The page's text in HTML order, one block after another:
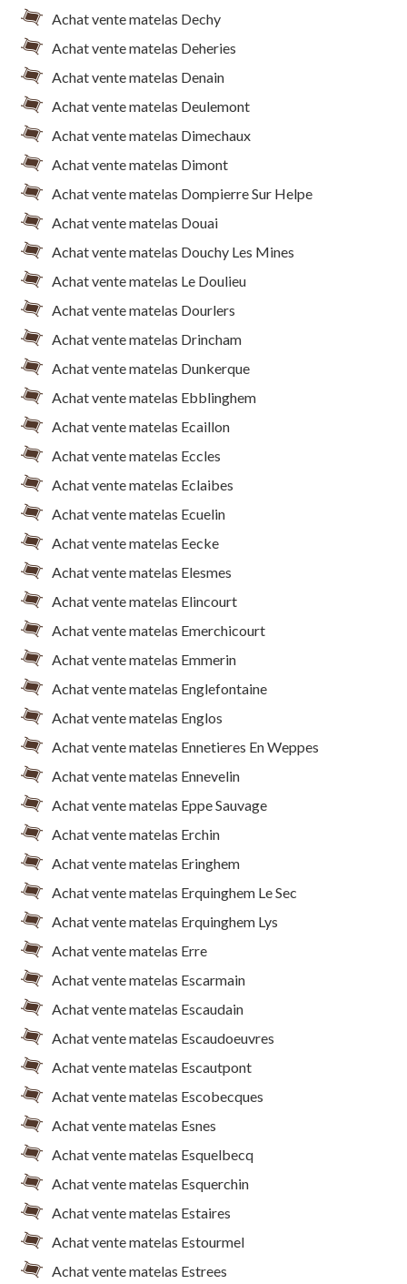
Achat vente matelas Dechy
Achat vente matelas Deheries
Achat vente matelas Denain
Achat vente matelas Deulemont
Achat vente matelas Dimechaux
Achat vente matelas Dimont
Achat vente matelas Dompierre Sur Helpe
Achat vente matelas Douai
Achat vente matelas Douchy Les Mines
Achat vente matelas Le Doulieu
Achat vente matelas Dourlers
Achat vente matelas Drincham
Achat vente matelas Dunkerque
Achat vente matelas Ebblinghem
Achat vente matelas Ecaillon
Achat vente matelas Eccles
Achat vente matelas Eclaibes
Achat vente matelas Ecuelin
Achat vente matelas Eecke
Achat vente matelas Elesmes
Achat vente matelas Elincourt
Achat vente matelas Emerchicourt
Achat vente matelas Emmerin
Achat vente matelas Englefontaine
Achat vente matelas Englos
Achat vente matelas Ennetieres En Weppes
Achat vente matelas Ennevelin
Achat vente matelas Eppe Sauvage
Achat vente matelas Erchin
Achat vente matelas Eringhem
Achat vente matelas Erquinghem Le Sec
Achat vente matelas Erquinghem Lys
Achat vente matelas Erre
Achat vente matelas Escarmain
Achat vente matelas Escaudain
Achat vente matelas Escaudoeuvres
Achat vente matelas Escautpont
Achat vente matelas Escobecques
Achat vente matelas Esnes
Achat vente matelas Esquelbecq
Achat vente matelas Esquerchin
Achat vente matelas Estaires
Achat vente matelas Estourmel
Achat vente matelas Estrees